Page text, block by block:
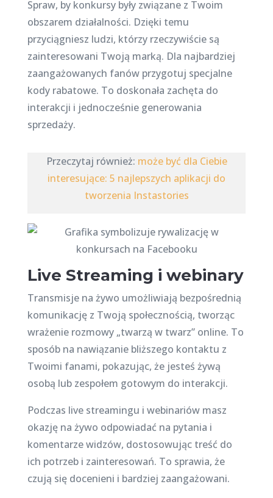
Spraw, by konkursy były związane z Twoim
obszarem działalności. Dzięki temu
przyciągniesz ludzi, którzy rzeczywiście są
zainteresowani Twoją marką. Dla najbardziej
zaangażowanych fanów przygotuj specjalne
kody rabatowe. To doskonała zachęta do
interakcji i jednocześnie generowania
sprzedaży.
Przeczytaj również: może być dla Ciebie
interesujące: 5 najlepszych aplikacji do
tworzenia Instastories
Live Streaming i webinary
Transmisje na żywo umożliwiają bezpośrednią
komunikację z Twoją społecznością, tworząc
wrażenie rozmowy „twarzą w twarz” online. To
sposób na nawiązanie bliższego kontaktu z
Twoimi fanami, pokazując, że jesteś żywą
osobą lub zespołem gotowym do interakcji.
Podczas live streamingu i webinariów masz
okazję na żywo odpowiadać na pytania i
komentarze widzów, dostosowując treść do
ich potrzeb i zainteresowań. To sprawia, że
czują się docenieni i bardziej zaangażowani.